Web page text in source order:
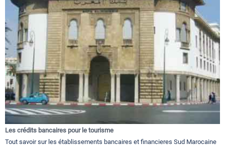
Les crédits bancaires pour le tourisme
Tout savoir sur les établissements bancaires et financieres Sud Marocaine